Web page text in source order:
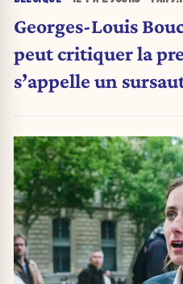
Georges-Louis
peut critiquer la
s’appelle un